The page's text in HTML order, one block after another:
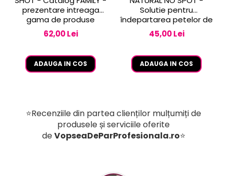
prezentare intreaga
gama de produse
62,00 Lei
ADAUGA IN COS
Solutie pentru
îndepartarea petelor de
vopsea de pe piele 250
ml
45,00 Lei
ADAUGA IN COS
⭐Recenziile din partea clienților mulțumiți de
produsele și serviciile oferite
deVopseaDeParProfesionala.ro⭐